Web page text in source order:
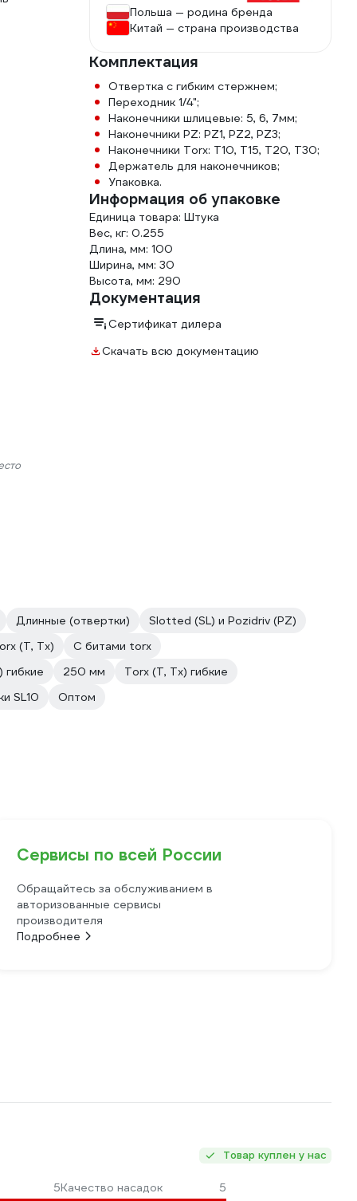
Польша — родина бренда
Китай — страна производства
Комплектация
Отвертка с гибким стержнем;
Переходник 1/4";
Наконечники шлицевые: 5, 6, 7мм;
Наконечники PZ: PZ1, PZ2, PZ3;
Наконечники Torx: T10, T15, T20, T30;
Держатель для наконечников;
Упаковка.
Информация об упаковке
Единица товара: Штука
Вес, кг: 0.255
Длина, мм: 100
Ширина, мм: 30
Высота, мм: 290
Документация
Сертификат дилера
Скачать всю документацию
Длинные (отвертки)
Slotted (SL) и Pozidriv (PZ)
(T, Tx)
С битами torx
гибкие 250 мм
Torx (T, Tx) гибкие
SL10 Оптом
Сервисы по всей России
Обращайтесь за обслуживанием в
авторизованные сервисы
производителя
Подробнее
Товар куплен у нас
5Качество насадок 5